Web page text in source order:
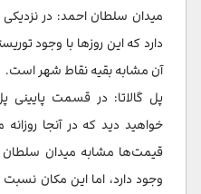
میدان سلطان احمد: در
دارد که این روزها با وجود
آن مشابه بقیه نقاط شهر است.
پل گالاتا: در قسمت
خواهید دید که در آنجا
قیمت‌ها مشابه میدان سلطان
وجود دارد، اما این مکان